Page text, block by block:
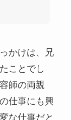
かけは、兄
ことでし
師の両親
仕事にも興
な仕事だと